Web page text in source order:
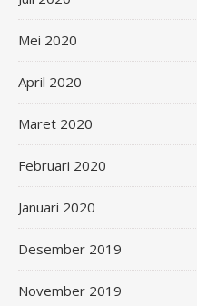
Mei 2020
April 2020
Maret 2020
Februari 2020
Januari 2020
Desember 2019
November 2019